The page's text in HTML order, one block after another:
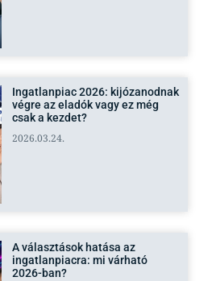
Ingatlanpiac 2026: kijózanodnak
végre az eladók vagy ez még
csak a kezdet?
2026.03.24.
A választások hatása az
ingatlanpiacra: mi várható
2026-ban?